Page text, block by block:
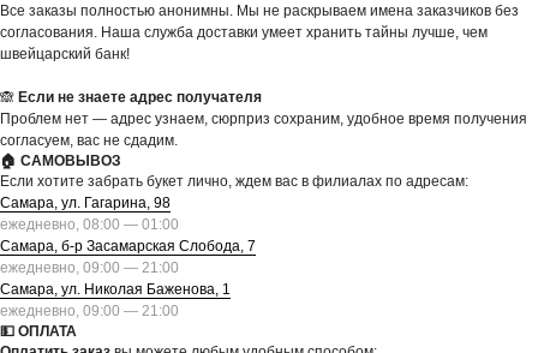
Все заказы полностью анонимны. Мы не раскрываем имена заказчиков без
согласования. Наша служба доставки умеет хранить тайны лучше, чем
швейцарский банк!
🙈 Если не знаете адрес получателя
Проблем нет — адрес узнаем, сюрприз сохраним, удобное время получения
согласуем, вас не сдадим.
🏠 САМОВЫВОЗ
Если хотите забрать букет лично, ждем вас в филиалах по адресам:
Самара, ул. Гагарина, 98
ежедневно, 08:00 — 01:00
Самара, б-р Засамарская Слобода, 7
ежедневно, 09:00 — 21:00
Самара, ул. Николая Баженова, 1
ежедневно, 09:00 — 21:00
💵 ОПЛАТА